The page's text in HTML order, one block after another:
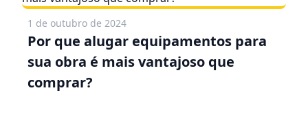
1 de outubro de 2024
Por que alugar equipamentos para
sua obra é mais vantajoso que
comprar?